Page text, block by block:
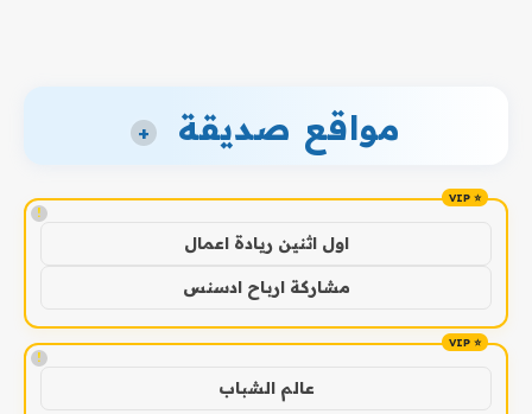
مواقع صديقة +
!
اول اثنين ريادة اعمال
مشاركة ارباح ادسنس
!
عالم الشباب